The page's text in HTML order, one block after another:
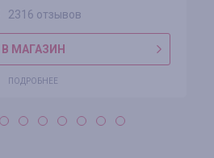
2316 отзывов
В МАГАЗИН
ПОДРОБНЕЕ